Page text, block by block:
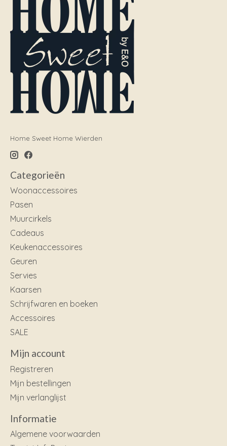
Home Sweet Home Wierden
Categorieën
Woonaccessoires
Pasen
Muurcirkels
Cadeaus
Keukenaccessoires
Geuren
Servies
Kaarsen
Schrijfwaren en boeken
Accessoires
SALE
Mijn account
Registreren
Mijn bestellingen
Mijn verlanglijst
Informatie
Algemene voorwaarden